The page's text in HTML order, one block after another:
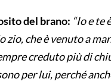
del brano: “Io e te
zio, che è venuto a
creduto più di
per lui, perché